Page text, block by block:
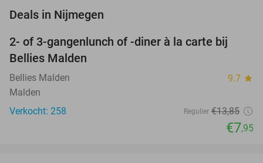
Deals in Nijmegen
43%
2- of 3-gangenlunch of -diner à la carte bij
Bellies Malden
Bellies Malden 9.7 star
Malden
Verkocht: 258
Regulier €13,85
€7,95